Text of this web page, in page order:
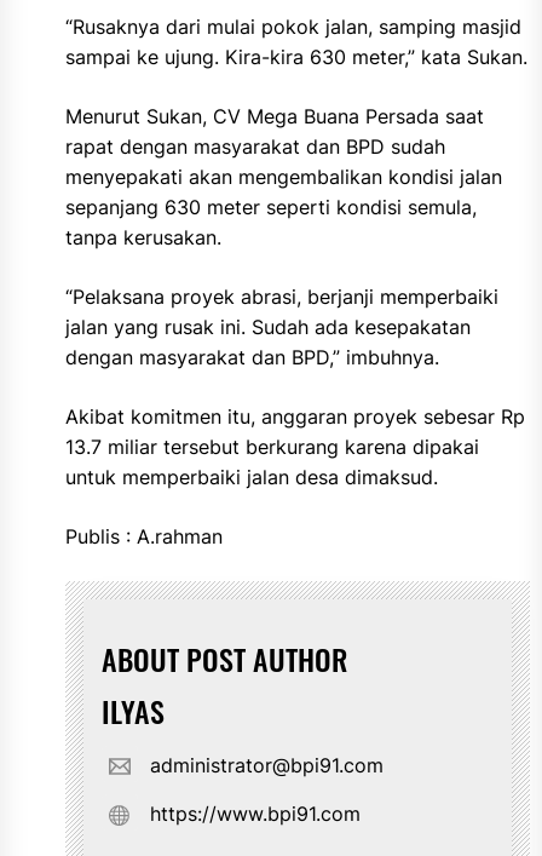
“Rusaknya dari mulai pokok jalan, samping masjid
sampai ke ujung. Kira-kira 630 meter,” kata Sukan.
Menurut Sukan, CV Mega Buana Persada saat
rapat dengan masyarakat dan BPD sudah
menyepakati akan mengembalikan kondisi jalan
sepanjang 630 meter seperti kondisi semula,
tanpa kerusakan.
“Pelaksana proyek abrasi, berjanji memperbaiki
jalan yang rusak ini. Sudah ada kesepakatan
dengan masyarakat dan BPD,” imbuhnya.
Akibat komitmen itu, anggaran proyek sebesar Rp
13.7 miliar tersebut berkurang karena dipakai
untuk memperbaiki jalan desa dimaksud.
Publis : A.rahman
ABOUT POST AUTHOR
ILYAS
administrator@bpi91.com
https://www.bpi91.com